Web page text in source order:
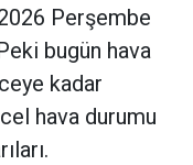
Perşembe
bugün hava
kadar
hava durumu